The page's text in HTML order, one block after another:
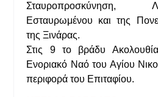
Σταυροπροσκύνηση,
Εσταυρωμένου και της
της Ξινάρας.
Στις 9 το βράδυ
Ενοριακό Ναό του Αγίου
περιφορά του Επιταφίου.